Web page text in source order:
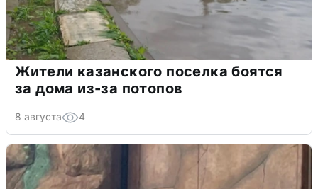
Жители казанского поселка боятся
за дома из-за потопов
8 августа 4